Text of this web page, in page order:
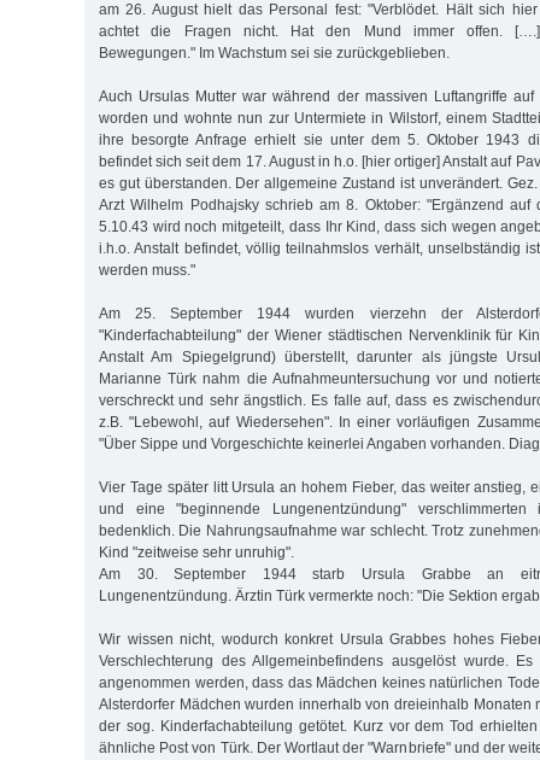
am 26. August hielt das Personal fest: "Verblödet. Hält sich
achtet die Fragen nicht. Hat den Mund immer offen. [….]
Bewegungen." Im Wachstum sei sie zurückgeblieben.
Auch Ursulas Mutter war während der massiven Luftangriffe auf
worden und wohnte nun zur Untermiete in Wilstorf, einem
ihre besorgte Anfrage erhielt sie unter dem 5. Oktober 1943
befindet sich seit dem 17. August in h.o. [hier ortiger] Anstalt auf
es gut überstanden. Der allgemeine Zustand ist unverändert.
Arzt Wilhelm Podhajsky schrieb am 8. Oktober: "Ergänzend auf
5.10.43 wird noch mitgeteilt, dass Ihr Kind, dass sich wegen
i.h.o. Anstalt befindet, völlig teilnahmslos verhält, unselbständig
werden muss."
Am 25. September 1944 wurden vierzehn der
"Kinderfachabteilung" der Wiener städtischen Nervenklinik für
Anstalt Am Spiegelgrund) überstellt, darunter als jüngste
Marianne Türk nahm die Aufnahmeuntersuchung vor und
verschreckt und sehr ängstlich. Es falle auf, dass es
z.B. "Lebewohl, auf Wiedersehen". In einer vorläufigen
"Über Sippe und Vorgeschichte keinerlei Angaben vorhanden.
Vier Tage später litt Ursula an hohem Fieber, das weiter anstieg,
und eine "beginnende Lungenentzündung" verschlimmerten
bedenklich. Die Nahrungsaufnahme war schlecht. Trotz
Kind "zeitweise sehr unruhig".
Am 30. September 1944 starb Ursula Grabbe an
Lungenentzündung. Ärztin Türk vermerkte noch: "Die Sektion
Wir wissen nicht, wodurch konkret Ursula Grabbes hohes
Verschlechterung des Allgemeinbefindens ausgelöst wurde.
angenommen werden, dass das Mädchen keines natürlichen
Alsterdorfer Mädchen wurden innerhalb von dreieinhalb Monaten
der sog. Kinderfachabteilung getötet. Kurz vor dem Tod
ähnliche Post von Türk. Der Wortlaut der "Warnbriefe" und der